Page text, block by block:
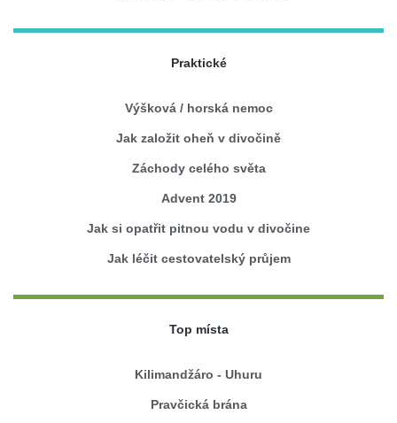
Praktické
Výšková / horská nemoc
Jak založit oheň v divočině
Záchody celého světa
Advent 2019
Jak si opatřit pitnou vodu v divočine
Jak léčit cestovatelský průjem
Top místa
Kilimandžáro - Uhuru
Pravčická brána